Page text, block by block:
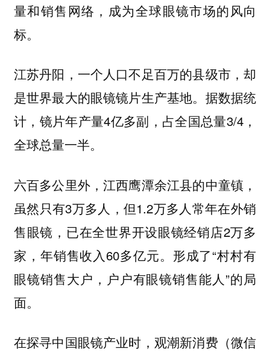
量和销售网络，成为全球眼镜市场的风向
标。
江苏丹阳，一个人口不足百万的县级市，却
是世界最大的眼镜镜片生产基地。据数据统
计，镜片年产量4亿多副，占全国总量3/4，
全球总量一半。
六百多公里外，江西鹰潭余江县的中童镇，
虽然只有3万多人，但1.2万多人常年在外销
售眼镜，已在全世界开设眼镜经销店2万多
家，年销售收入60多亿元。形成了“村村有
眼镜销售大户，户户有眼镜销售能人”的局
面。
在探寻中国眼镜产业时，观潮新消费（微信